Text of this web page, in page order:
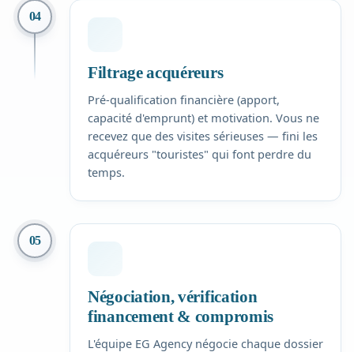
04
Filtrage acquéreurs
Pré-qualification financière (apport,
capacité d'emprunt) et motivation. Vous ne
recevez que des visites sérieuses — fini les
acquéreurs "touristes" qui font perdre du
temps.
05
Négociation, vérification
financement & compromis
L'équipe EG Agency négocie chaque dossier